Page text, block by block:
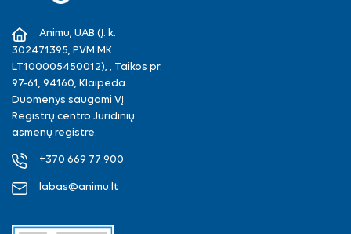
Animu, UAB (Į. k.
302471395, PVM MK
LT100005450012), , Taikos pr.
97-61, 94160, Klaipėda.
Duomenys saugomi VĮ
Registrų centro Juridinių
asmenų registre.
+370 669 77 900
labas@animu.lt